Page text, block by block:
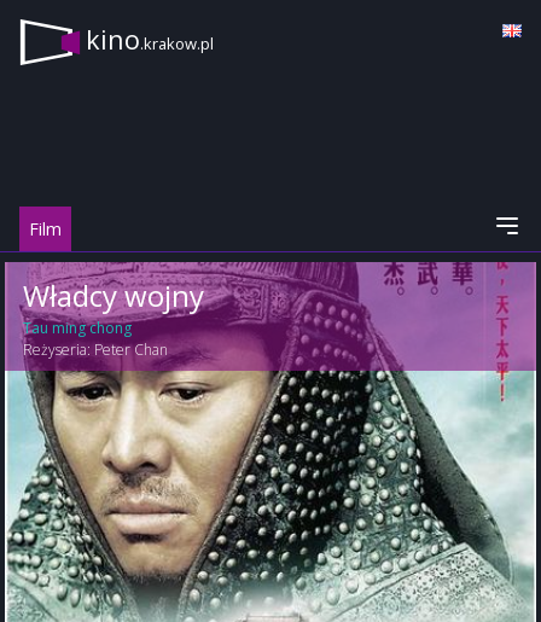
kino.krakow.pl
Film
Władcy wojny
Tau ming chong
Reżyseria: Peter Chan